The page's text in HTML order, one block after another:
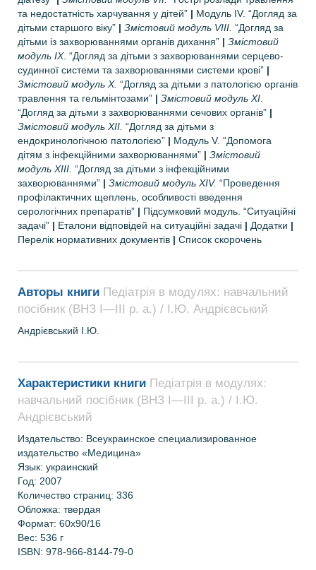
та недостатність харчування у дітей” | Модуль ІV. “Догляд за
дітьми старшого віку” | Змістовий модуль VIIІ. “Догляд за
дітьми із захворюваннями органів дихання” | Змістовий
модуль IХ. “Догляд за дітьми з захворюваннями серцево-
судинної системи та захворюваннями системи крові” |
Змістовий модуль Х. “Догляд за дітьми з патологією органів
травлення та гельмінтозами” | Змістовий модуль ХІ
“Догляд за дітьми з захворюваннями сечових органів” |
Змістовий модуль ХІІ. “Догляд за дітьми з
ендокринологічною патологією” | Модуль V. “Допомога
дітям з інфекційними захворюваннями” | Змістовий
модуль XIІІ. “Догляд за дітьми з інфекційними
захворюваннями” | Змістовий модуль XІV. “Проведення
профілактичних щеплень, особливості введення
серологічних препаратів” | Підсумковий модуль. “Ситуаційні
задачі” | Еталони відповідей на ситуаційні задачі | Додатки |
Перелік нормативних документів | Список скорочень
Авторы книги Педіатрія в модулях: навчальний
посібник (ВНЗ І—ІІІ р. а.) / І.Ю. Андрієвський
Андрієвський І.Ю.
Характеристики книги Педіатрія в модулях:
навчальний посібник (ВНЗ І—ІІІ р. а.) / І.Ю.
Андрієвський
Издательство: Всеукраинское специализированное
издательство «Медицина»
Язык: украинский
Год: 2007
Количество страниц: 336
Обложка: твердая
Формат: 60х90/16
Вес: 536 г
ISBN: 978-966-8144-79-0